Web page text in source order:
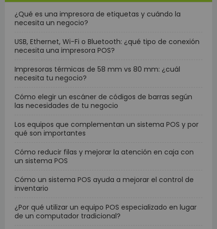
¿Qué es una impresora de etiquetas y cuándo la
necesita un negocio?
USB, Ethernet, Wi-Fi o Bluetooth: ¿qué tipo de conexión
necesita una impresora POS?
Impresoras térmicas de 58 mm vs 80 mm: ¿cuál
necesita tu negocio?
Cómo elegir un escáner de códigos de barras según
las necesidades de tu negocio
Los equipos que complementan un sistema POS y por
qué son importantes
Cómo reducir filas y mejorar la atención en caja con
un sistema POS
Cómo un sistema POS ayuda a mejorar el control de
inventario
¿Por qué utilizar un equipo POS especializado en lugar
de un computador tradicional?